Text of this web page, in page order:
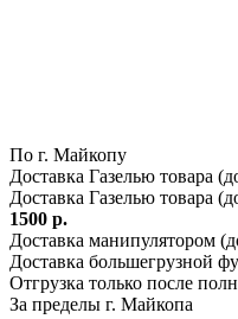
По г. Майкопу
Доставка Газелью товара
Доставка Газелью товара
1500 р.
Доставка манипулятором
Доставка большегрузной
Отгрузка только после
За пределы г. Майкопа